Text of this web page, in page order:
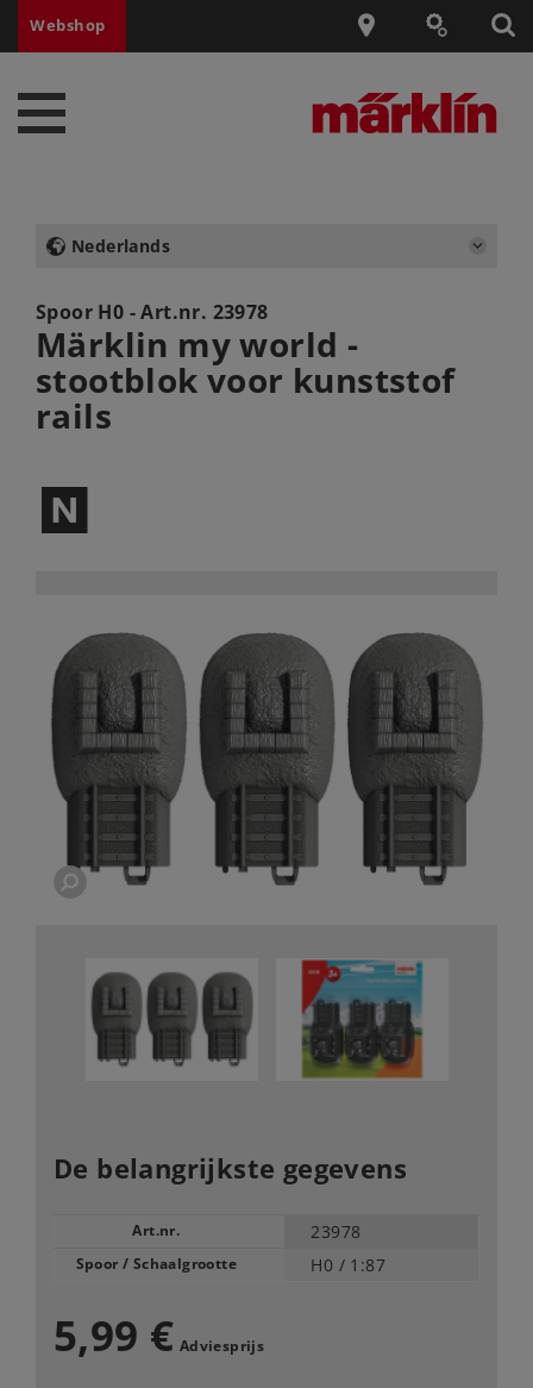
Webshop
Nederlands
Spoor H0 - Art.nr. 23978
Märklin my world -
stootblok voor kunststof
rails
$
De belangrijkste gegevens
Art.nr. 23978
Spoor / Schaalgrootte H0 / 1:87
5,99 € Adviesprijs